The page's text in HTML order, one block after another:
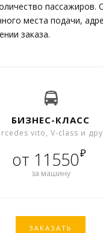
пассажиров.
места подачи,
заказа.
БИЗНЕС-КЛАСС
vito, V-class и
от 11550₽
за машину
ЗАКАЗАТЬ